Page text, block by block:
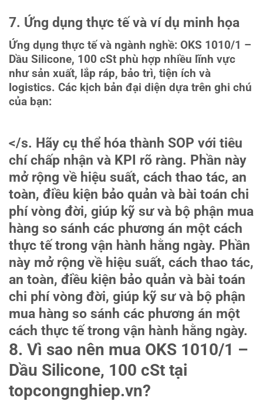
7. Ứng dụng thực tế và ví dụ minh họa
Ứng dụng thực tế và ngành nghề: OKS 1010/1 –
Dầu Silicone, 100 cSt phù hợp nhiều lĩnh vực
như sản xuất, lắp ráp, bảo trì, tiện ích và
logistics. Các kịch bản đại diện dựa trên ghi chú
của bạn:
</s. Hãy cụ thể hóa thành SOP với tiêu
chí chấp nhận và KPI rõ ràng. Phần này
mở rộng về hiệu suất, cách thao tác, an
toàn, điều kiện bảo quản và bài toán chi
phí vòng đời, giúp kỹ sư và bộ phận mua
hàng so sánh các phương án một cách
thực tế trong vận hành hằng ngày. Phần
này mở rộng về hiệu suất, cách thao tác,
an toàn, điều kiện bảo quản và bài toán
chi phí vòng đời, giúp kỹ sư và bộ phận
mua hàng so sánh các phương án một
cách thực tế trong vận hành hằng ngày.
8. Vì sao nên mua OKS 1010/1 –
Dầu Silicone, 100 cSt tại
topcongnghiep.vn?